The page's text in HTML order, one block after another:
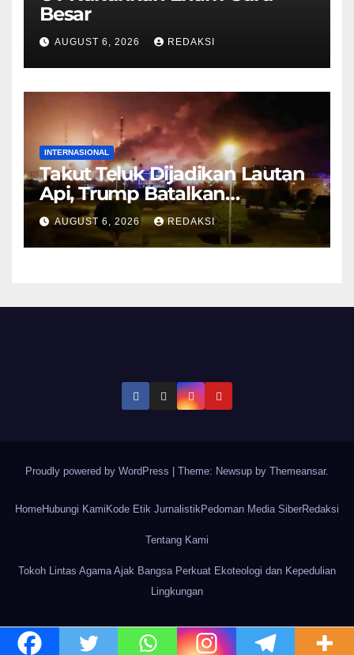
Besar
AUGUST 6, 2026 REDAKSI
INTERNASIONAL
Takut Teluk Dijadikan Lautan
Api, Trump Batalkan
Serangan ke Iran
AUGUST 6, 2026 REDAKSI
Proudly powered by WordPress | Theme: Newsup by Themeansar.
HomeHubungi Kami Kode Etik JurnalistikPedoman Media SiberRedaksi
Tentang Kami
Tokoh Lintas Agama Ajak Bangsa Perkuat Ekoteologi dan Kepedulian
Lingkungan